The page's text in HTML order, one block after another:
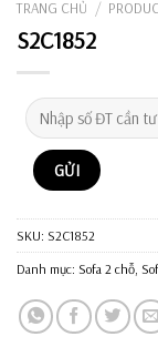
TRANG CHỦ /
S2C1852
SKU: S2C1852
Danh mục: Sofa 2 chỗ,